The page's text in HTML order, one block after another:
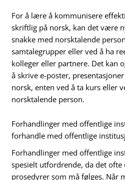
For å lære å kommunisere
skriftlig på norsk, kan det være
snakke med norsktalende
samtalegrupper eller ved å ha
kolleger eller partnere. Det kan
å skrive e-poster,
norsk, enten ved å ta kurs eller
norsktalende person.
Forhandlinger med offentlige
forhandle med offentlige
Forhandlinger med offentlige
spesielt utfordrende, da det ofte
prosedyrer som må følges. Når